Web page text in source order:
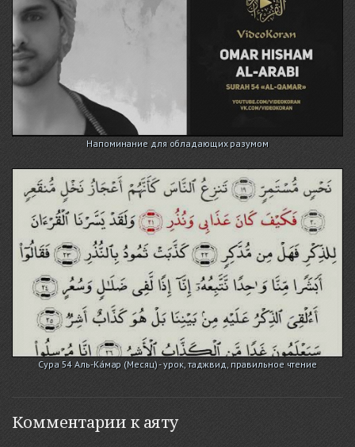
Напоминание для обладающих разумом
Сура 54 Аль-Ка́мар (Месяц) - урок, таджвид, правильное чтение
Комментарии к аяту